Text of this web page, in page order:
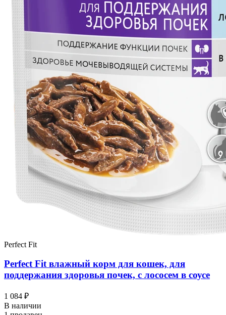
Perfect Fit
Perfect Fit влажный корм для кошек, для
поддержания здоровья почек, с лососем в соусе
1 084 ₽
В наличии